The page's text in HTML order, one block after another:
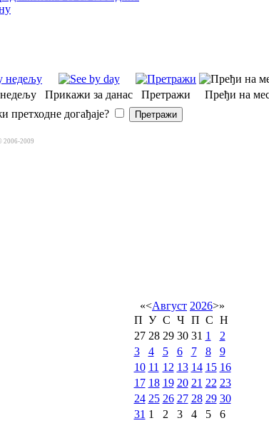
Прикажи за данас Претражи
Пређи на
претходне догађаје?
2006-2009
«<Август 2026>»
П У С Ч П С Н
27 28 29 30 31 1
2
3
4 5 6 7 8
9
10 11 12 13 14 15 16
17 18 19 20 21 22 23
24 25 26 27 28 29 30
31 1 2 3 4 5 6